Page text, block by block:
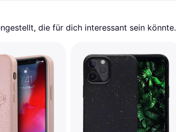
die für dich interessant sein könnte.